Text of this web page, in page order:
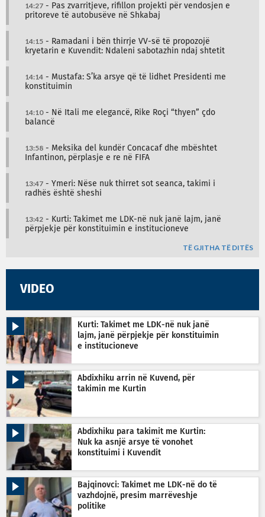
14:27 - Pas zvarritjeve, rifillon projekti për vendosjen e
pritoreve të autobusëve në Shkabaj
14:15 - Ramadani i bën thirrje VV-së të propozojë
kryetarin e Kuvendit: Ndaleni sabotazhin ndaj shtetit
14:14 - Mustafa: S’ka arsye që të lidhet Presidenti me
konstituimin
14:10- Në Itali me elegancë, Rike Roçi “thyen” çdo
balancë
13:58 - Meksika del kundër Concacaf dhe mbështet
Infantinon, përplasje e re në FIFA
13:47 - Ymeri: Nëse nuk thirret sot seanca, takimi i
radhës është sheshi
13:42 - Kurti: Takimet me LDK-në nuk janë lajm, janë
përpjekje për konstituimin e institucioneve
TË GJITHA TË DITËS
VIDEO
Kurti: Takimet me LDK-në nuk janë
lajm, janë përpjekje për konstituimin
e institucioneve
Abdixhiku arrin në Kuvend, për
takimin me Kurtin
Abdixhiku para takimit me Kurtin:
Nuk ka asnjë arsye të vonohet
konstituimi i Kuvendit
Bajqinovci: Takimet me LDK-në do të
vazhdojnë, presim marrëveshje
politike